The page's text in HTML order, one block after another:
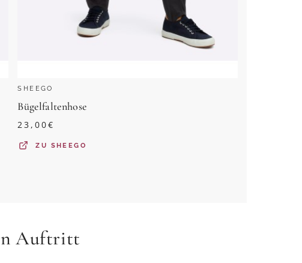
SHEEGO
Bügelfaltenhose
23,00€
ZU SHEEGO
Auftritt